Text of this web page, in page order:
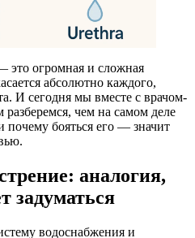
это огромная и сложная
абсолютно каждого,
И сегодня мы вместе с врачом-
чем на самом деле
почему бояться его — значит
аналогия,
задуматься
водоснабжения и